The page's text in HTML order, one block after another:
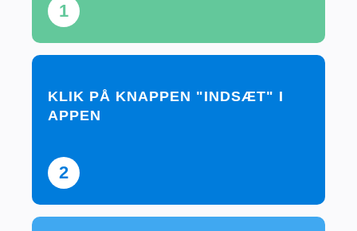
1
2
KLIK PÅ KNAPPEN "INDSÆT" I
APPEN